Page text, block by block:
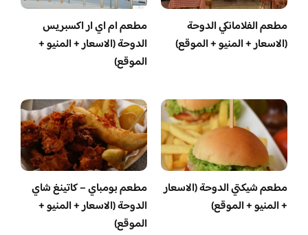
مطعم الفلامانكي الدوحة
(الاسعار + المنيو + الموقع)
مطعم ام اي ار اكسبريس
الدوحة (الاسعار + المنيو +
الموقع)
مطعم شيكتي الدوحة (الاسعار
+ المنيو + الموقع)
مطعم بومباي – كاتينغ شاي
الدوحة (الاسعار + المنيو +
الموقع)